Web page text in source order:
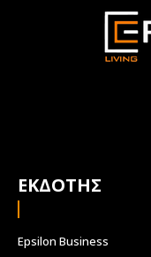
ΕΚΔΟΤΗΣ
Epsilon Business